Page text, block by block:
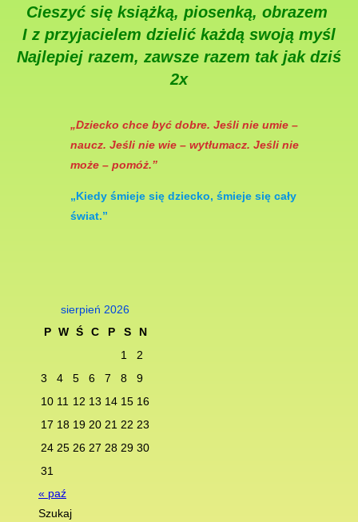
Cieszyć się książką, piosenką, obrazem
I z przyjacielem dzielić każdą swoją myśl
Najlepiej razem, zawsze razem tak jak dziś
2x
„Dziecko chce być dobre. Jeśli nie umie –
naucz. Jeśli nie wie – wytłumacz. Jeśli nie
może – pomóż.”
„Kiedy śmieje się dziec­ko, śmieje się cały
świat.”
sierpień 2026
P W Ś C P S
N
1
2
3
4 5 6 7 8
9
10 11 12 13 14 15 16
17 18 19 20 21 22 23
24 25 26 27 28 29 30
31
« paź
Szukaj